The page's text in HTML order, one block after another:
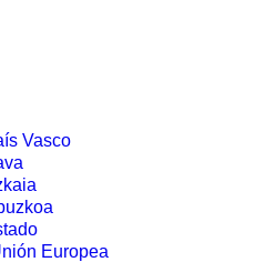
Vasco
Europea